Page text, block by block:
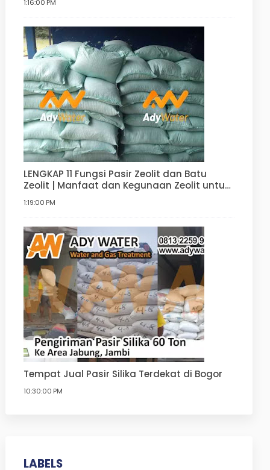
1:16:00 PM
LENGKAP 11 Fungsi Pasir Zeolit dan Batu
Zeolit | Manfaat dan Kegunaan Zeolit untuk
1:19:00 PM
Tempat Jual Pasir Silika Terdekat di Bogor
10:30:00 PM
LABELS